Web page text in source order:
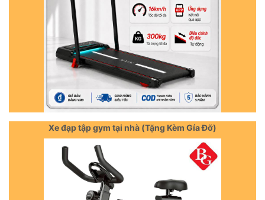
Xe đạp tập gym tại nhà (Tặng Kèm Gía Đỡ)